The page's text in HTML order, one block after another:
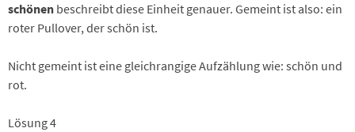
schönen beschreibt diese Einheit genauer. Gemeint ist also: ein
roter Pullover, der schön ist.
Nicht gemeint ist eine gleichrangige Aufzählung wie: schön und
rot.
Lösung 4